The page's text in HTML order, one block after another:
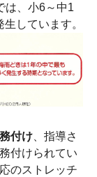
は、小6～中1
しています。
付け 、指導さ
付けられてい
のストレッチ